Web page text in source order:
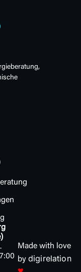
Made with love
by digirelation